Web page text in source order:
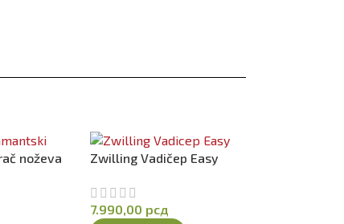
noževa
Zwilling Vadičep Easy
7.990,00 рсд